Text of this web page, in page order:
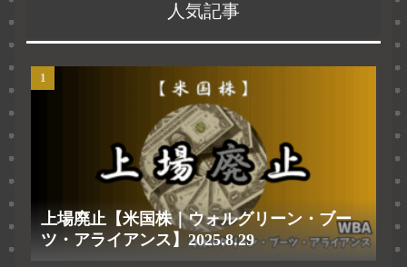
人気記事
上場廃止【米国株｜ウォルグリーン・ブー
ツ・アライアンス】2025.8.29